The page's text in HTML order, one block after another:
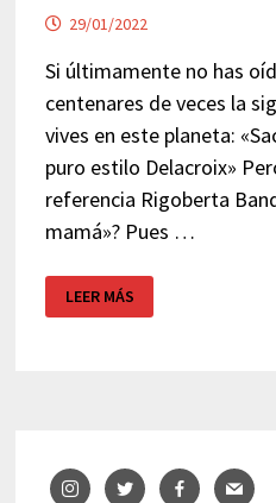
29/01/2022
Si últimamente no has
centenares de veces la
vives en este planeta:
puro estilo Delacroix»
referencia Rigoberta
mamá»? Pues …
DELACROIX,
RIGOBERTA
BANDINI,
LEER MÁS